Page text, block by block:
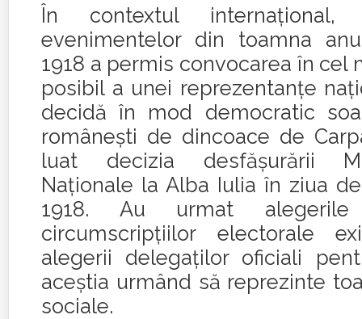
În contextul internaţional,
evenimentelor din toamna
1918 a permis convocarea în cel
posibil a unei reprezentanţe
decidă în mod democratic
româneşti de dincoace de
luat decizia desfăşurării
Naţionale la Alba Iulia în ziua
1918. Au urmat
circumscripţiilor electorale
alegerii delegaţilor oficiali
aceştia urmând să reprezinte
sociale.